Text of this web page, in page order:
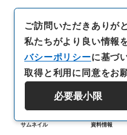
サムネイル 資料情報
ご訪問いただきありが
私たちがより良い情報
バシーポリシーに基づ
取得と利用に同意をお
必要最小限